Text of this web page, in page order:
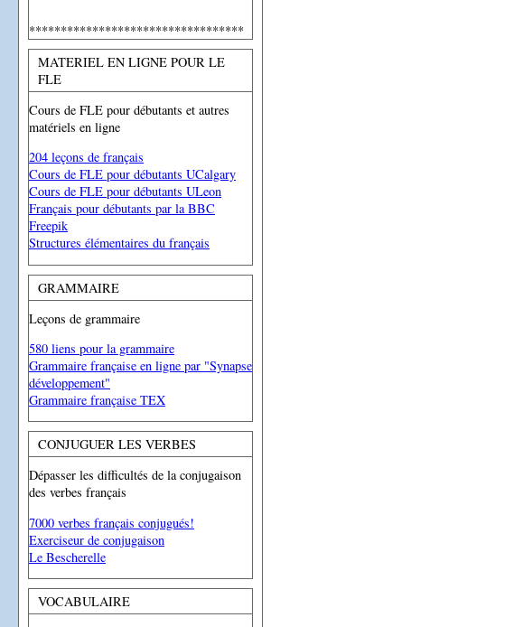
**********************************
MATERIEL EN LIGNE POUR LE
FLE
Cours de FLE pour débutants et autres
matériels en ligne
204 leçons de français
Cours de FLE pour débutants UCalgary
Cours de FLE pour débutants ULeon
Français pour débutants par la BBC
Freepik
Structures élémentaires du français
GRAMMAIRE
Leçons de grammaire
580 liens pour la grammaire
Grammaire française en ligne par "Synapse
développement"
Grammaire française TEX
CONJUGUER LES VERBES
Dépasser les difficultés de la conjugaison
des verbes français
7000 verbes français conjugués!
Exerciseur de conjugaison
Le Bescherelle
VOCABULAIRE